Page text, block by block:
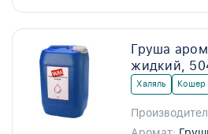
Груша
жидкий,
Халяль Кошер